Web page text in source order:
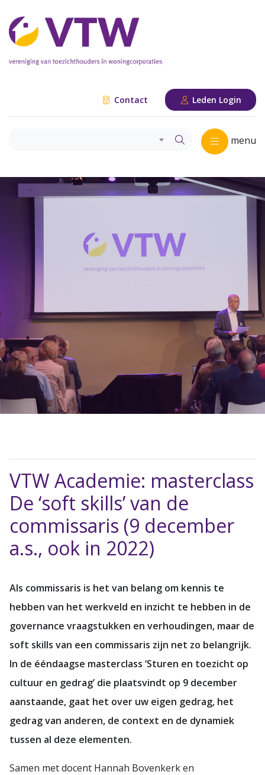
Contact Leden Login
menu
VTW Academie: masterclass
De ‘soft skills’ van de
commissaris (9 december
a.s., ook in 2022)
Als commissaris is het van belang om kennis te
hebben van het werkveld en inzicht te hebben in de
governance vraagstukken en verhoudingen, maar de
soft skills van een commissaris zijn net zo belangrijk.
In de ééndaagse masterclass ‘Sturen en toezicht op
cultuur en gedrag’ die plaatsvindt op 9 december
aanstaande, gaat het over uw eigen gedrag, het
gedrag van anderen, de context en de dynamiek
tussen al deze elementen.
Samen met docent Hannah Bovenkerk en